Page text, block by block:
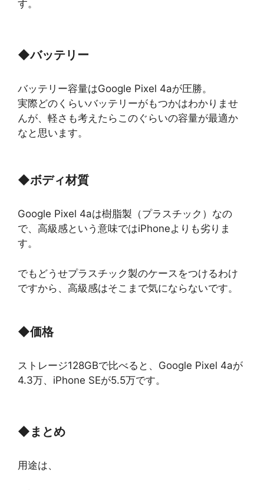
す。
◆バッテリー
バッテリー容量はGoogle Pixel 4aが圧勝。
実際どのくらいバッテリーがもつかはわかりませ
んが、軽さも考えたらこのぐらいの容量が最適か
なと思います。
◆ボディ材質
Google Pixel 4aは樹脂製（プラスチック）なの
で、高級感という意味ではiPhoneよりも劣りま
す。
でもどうせプラスチック製のケースをつけるわけ
ですから、高級感はそこまで気にならないです。
◆価格
ストレージ128GBで比べると、Google Pixel 4aが
4.3万、iPhone SEが5.5万です。
◆ まとめ
用途は、